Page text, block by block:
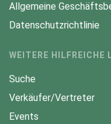
Allgemeine
Datenschutzrichtlinie
WEITERE HILFREICHE
Suche
Verkäufer/Vertreter
Events